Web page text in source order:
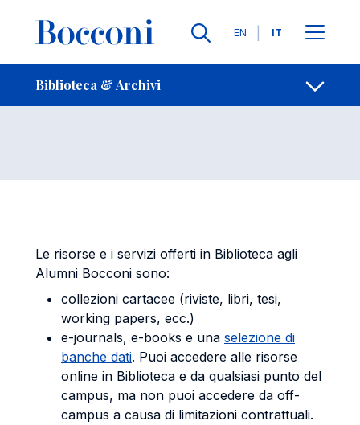
Lingue
EN IT
Biblioteca & Archivi
Briciole di pane
Bocconi Alumni
Le risorse e i servizi offerti in Biblioteca agli
Alumni Bocconi sono:
collezioni cartacee (riviste, libri, tesi,
working papers, ecc.)
e-journals, e-books e una selezione di
banche dati. Puoi accedere alle risorse
online in Biblioteca e da qualsiasi punto del
campus, ma non puoi accedere da off-
campus a causa di limitazioni contrattuali.